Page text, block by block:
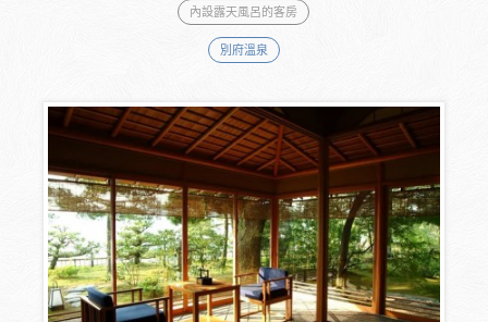
內設露天風呂的客房
別府溫泉